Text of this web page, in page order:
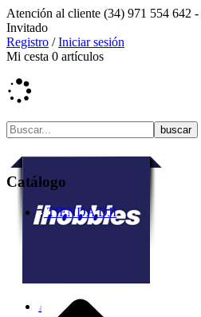
Atención al cliente (34) 971 554 642 -
Invitado
Registro /Iniciar sesión
Mi cesta 0 artículos
Catálogo
TIENDA DJI